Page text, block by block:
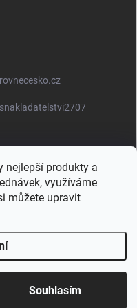
nejlepší produkty a
využíváme
můžete upravit
Souhlasím
a Mapová móda. Všechna
cookies